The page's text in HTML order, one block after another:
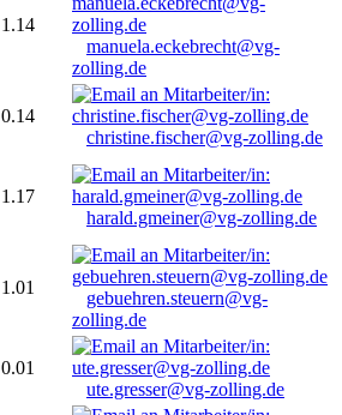
1.14
manuela.eckebrecht@vg-
zolling.de
0.14
christine.fischer@vg-zolling.de
1.17
harald.gmeiner@vg-zolling.de
1.01
gebuehren.steuern@vg-
zolling.de
0.01
ute.gresser@vg-zolling.de